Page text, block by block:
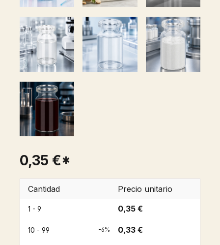
0,35 €*
Cantidad Precio unitario
1 - 9 0,35 €
10 - 99 -6% 0,33 €